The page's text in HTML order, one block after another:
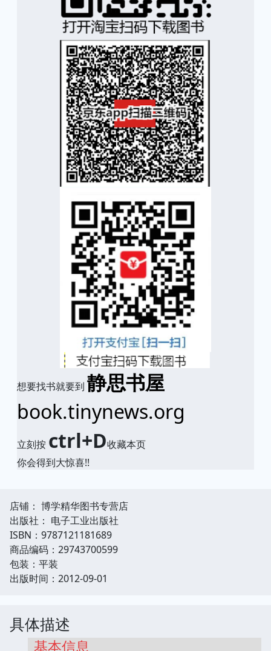
想要找书就要到 静思书屋
book.tinynews.org
立刻按 ctrl+D收藏本页
你会得到大惊喜!!
店铺： 博学精华图书专营店
出版社： 电子工业出版社
ISBN：9787121181689
商品编码：29743700599
包装：平装
出版时间：2012-09-01
具体描述
基本信息